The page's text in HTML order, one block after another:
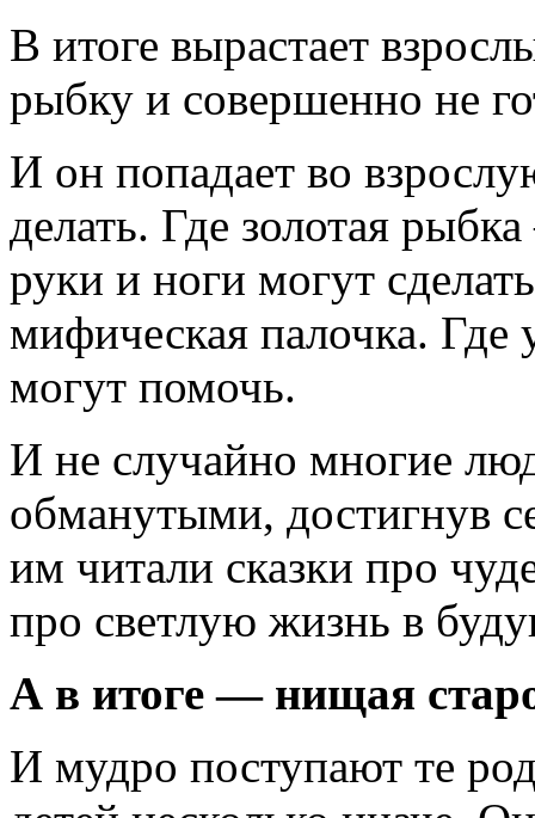
В итоге вырастает
рыбку и совершенно не
И он попадает во
делать. Где золотая
руки и ноги могут
мифическая палочка. Где
могут помочь.
И не случайно многие
обманутыми, достигнув
им читали сказки про
про светлую жизнь в
А в итоге — нищая
И мудро поступают те